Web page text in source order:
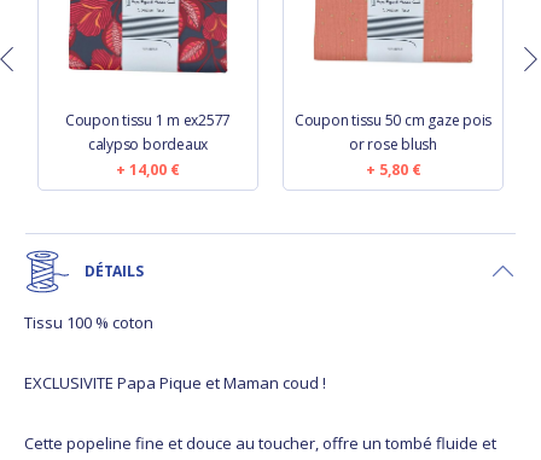
Coupon tissu 1 m ex2577
calypso bordeaux
14,00 €
Coupon tissu 50 cm gaze pois
or rose blush
5,80 €
DÉTAILS
Tissu 100 % coton
EXCLUSIVITE Papa Pique et Maman coud !
Cette popeline fine et douce au toucher, offre un tombé fluide et